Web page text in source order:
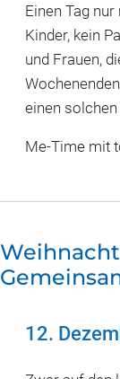
Einen Tag
Kinder, kein
und Frauen,
einen solchen
Me-Time mit
12.